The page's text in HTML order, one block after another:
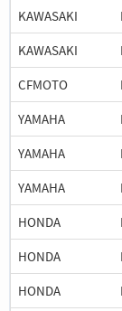
KAWASAKI
KAWASAKI
CFMOTO
YAMAHA
YAMAHA
YAMAHA
HONDA
HONDA
HONDA